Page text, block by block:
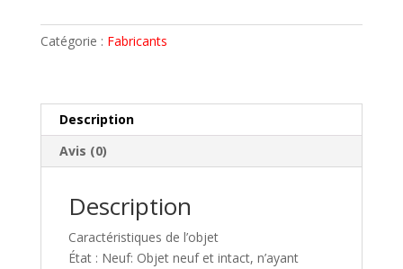
FIGURINE
BATCYCLE
MASTERPIECE
HOT
PRECO
NOVEMBRE
v
Catégorie : Fabricants
Description
Avis (0)
Description
Caractéristiques de l’objet
État : Neuf: Objet neuf et intact, n’ayant